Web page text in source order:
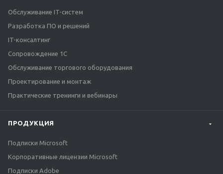
Обслуживание IT-систем
Разработка ПО и решений
IT-консалтинг
Сопровождение 1С
Обслуживание торгового оборудования
Проектирование и монтаж
Практические тренинги и вебинары
ПРОДУКЦИЯ
Подписки Microsoft
Корпоративные лицензии Microsoft
Подписки Adobe